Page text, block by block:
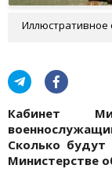
Иллюстративное
Кабинет
Сколько будут
Министерстве